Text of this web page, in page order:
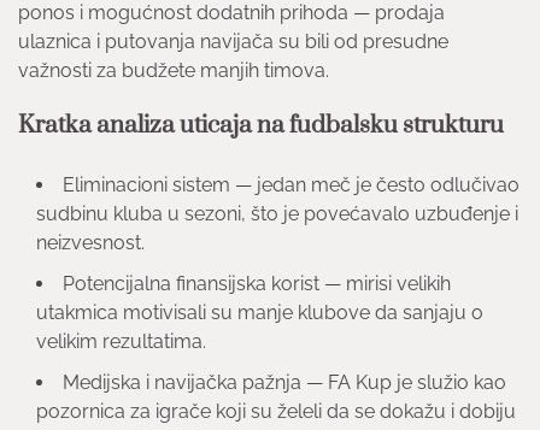
ponos i mogućnost dodatnih prihoda — prodaja
ulaznica i putovanja navijača su bili od presudne
važnosti za budžete manjih timova.
Kratka analiza uticaja na fudbalsku strukturu
Eliminacioni sistem — jedan meč je često odlučivao
sudbinu kluba u sezoni, što je povećavalo uzbuđenje i
neizvesnost.
Potencijalna finansijska korist — mirisi velikih
utakmica motivisali su manje klubove da sanjaju o
velikim rezultatima.
Medijska i navijačka pažnja — FA Kup je služio kao
pozornica za igrače koji su želeli da se dokažu i dobiju